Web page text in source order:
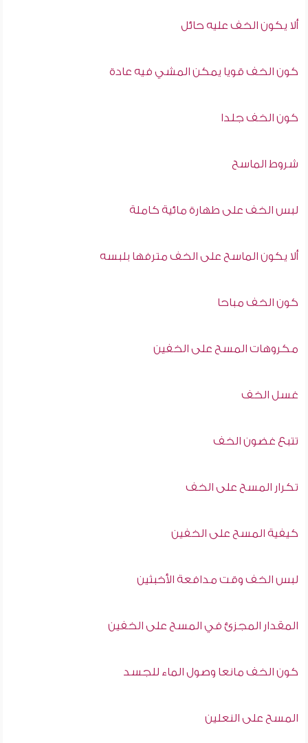
ألا يكون الخف عليه حائل
كون الخف قويا يمكن المشي فيه عادة
كون الخف جلدا
شروط الماسح
لبس الخف على طهارة مائية كاملة
ألا يكون الماسح على الخف مترفها بلبسه
كون الخف مباحا
مكروهات المسح على الخفين
غسل الخف
تتبع غضون الخف
تكرار المسح على الخف
كيفية المسح على الخفين
لبس الخف وقت مدافعة الأخبثين
المقدار المجزئ في المسح على الخفين
كون الخف مانعا وصول الماء للجسد
المسح على النعلين